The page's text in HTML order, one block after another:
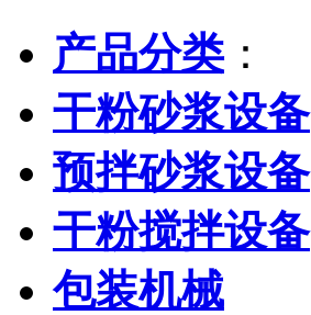
产品分类：
干粉砂浆设备
预拌砂浆设备
干粉搅拌设备
包装机械